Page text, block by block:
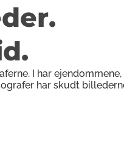
I har ejendommene,
har skudt